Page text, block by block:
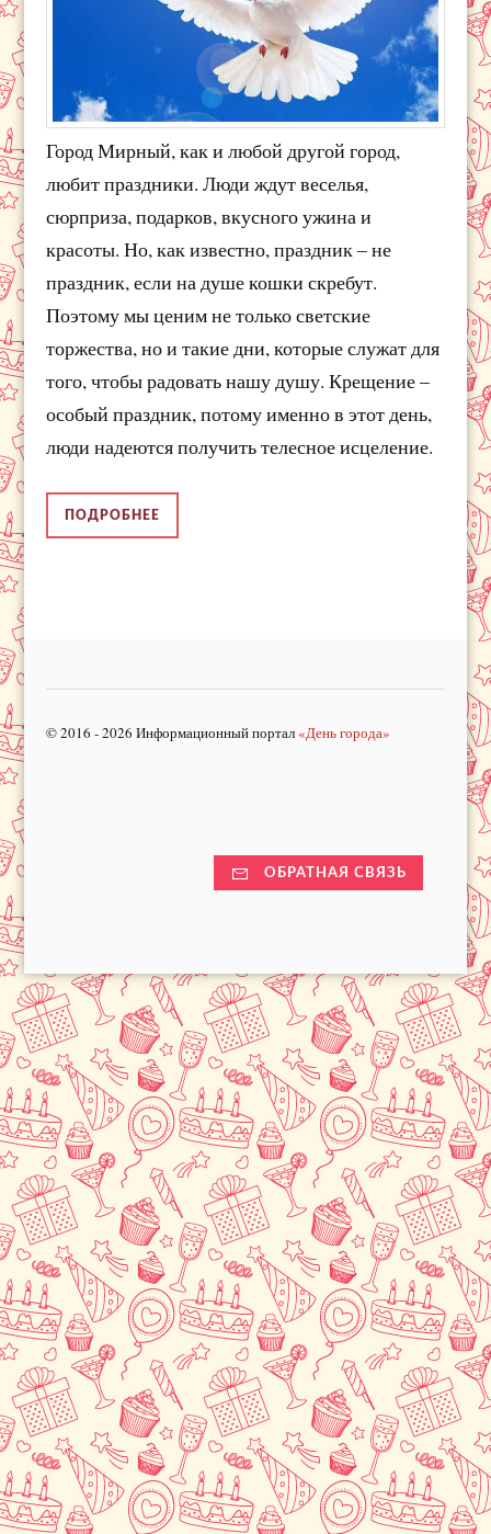
Город Мирный, как и любой другой город,
любит праздники. Люди ждут веселья,
сюрприза, подарков, вкусного ужина и
красоты. Но, как известно, праздник – не
праздник, если на душе кошки скребут.
Поэтому мы ценим не только светские
торжества, но и такие дни, которые служат для
того, чтобы радовать нашу душу. Крещение –
особый праздник, потому именно в этот день,
люди надеются получить телесное исцеление.
ПОДРОБНЕЕ
© 2016 - 2026 Информационный портал «День города»
ОБРАТНАЯ СВЯЗЬ